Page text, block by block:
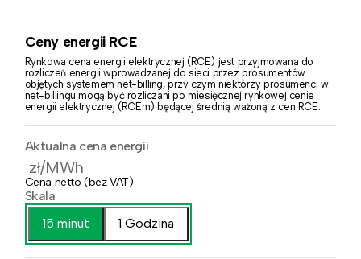
Ceny energii RCE
Rynkowa cena energii elektrycznej (RCE) jest przyjmowana do
rozliczeń energii wprowadzanej do sieci przez prosumentów
objętych systemem net-billing, przy czym niektórzy prosumenci w
net-billingu mogą być rozliczani po miesięcznej rynkowej cenie
energii elektrycznej (RCEm) będącej średnią ważoną z cen RCE.
Aktualna cena energii
zł/MWh
Cena netto (bez VAT)
Skala
15 minut
1 Godzina